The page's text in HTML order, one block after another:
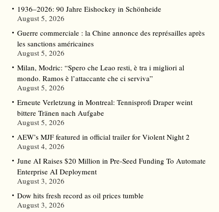
1936–2026: 90 Jahre Eishockey in Schönheide
August 5, 2026
Guerre commerciale : la Chine annonce des représailles après
les sanctions américaines
August 5, 2026
Milan, Modric: “Spero che Leao resti, è tra i migliori al
mondo. Ramos è l’attaccante che ci serviva”
August 5, 2026
Erneute Verletzung in Montreal: Tennisprofi Draper weint
bittere Tränen nach Aufgabe
August 5, 2026
AEW’s MJF featured in official trailer for Violent Night 2
August 4, 2026
June AI Raises $20 Million in Pre-Seed Funding To Automate
Enterprise AI Deployment
August 3, 2026
Dow hits fresh record as oil prices tumble
August 3, 2026